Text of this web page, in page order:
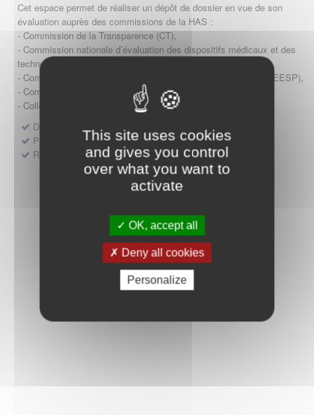
This site uses cookies
and gives you control
over what you want to
activate
OK, accept all
Deny all cookies
Personalize
Cet espace permet de réaliser un dépôt de dossier en vue de son
évaluation auprès des commissions de la HAS :
- Commission de la Transparence (CT),
- Commission nationale d’évaluation des dispositifs médicaux et des
technologies de santé (CNEDiMTS),
- Commission d'évaluation économique et de santé publique (CEESP),
- Commission technique des vaccinations (CTV)
- Collège HAS (Forfait innovation : DM, DM-DIV, actes)
Dépôt d'un dossier pour un produit de santé
Protocoles d'études post-inscription
Rencontres précoces